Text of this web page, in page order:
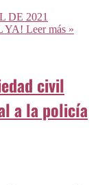
DE 2021
YA! Leer más »
civil
a la policía